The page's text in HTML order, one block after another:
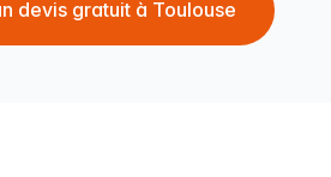
devis gratuit à Toulouse